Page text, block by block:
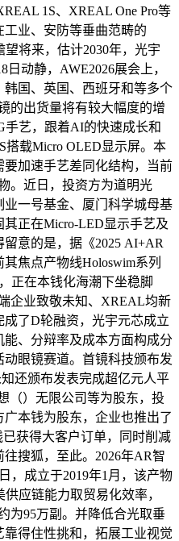
1S、XREAL One Pro等
业、安防等垂曲范畴的
将来，估计2030年，光宇
动静，AWE2026展会上，
国、英国、西班牙和等多个
的出货量将有较大幅度的增
手艺，跟着AI的快速成长和
搭载Micro OLED显示屏。本
加速手艺差同化结构，当前
。近日，投资方为道明光
一号基金、厦门科学城母基
正在Micro-LED显示手艺及
意的是，据《2025 AI+AR
焦点产物线Holoswim系列
正在本钱化海潮下坐稳脚
企业致敬未知、XREAL均新
了D轮融资，光宇元芯成立
能、分辩率及成本方面构成分
眼镜赛道。首镜科技颁布发
还颁布发表完成超亿元人平
（）无限公司等为股东，投
本钱为股东，企业也推出了
获得大客户订单，同时削减
搜狐，至此。2026年AR智
，成立于2019年1月，该产物
应链能力取贸易化效率，
为95万副。并降低合光取垂
得住性挑和，拓展工业视觉